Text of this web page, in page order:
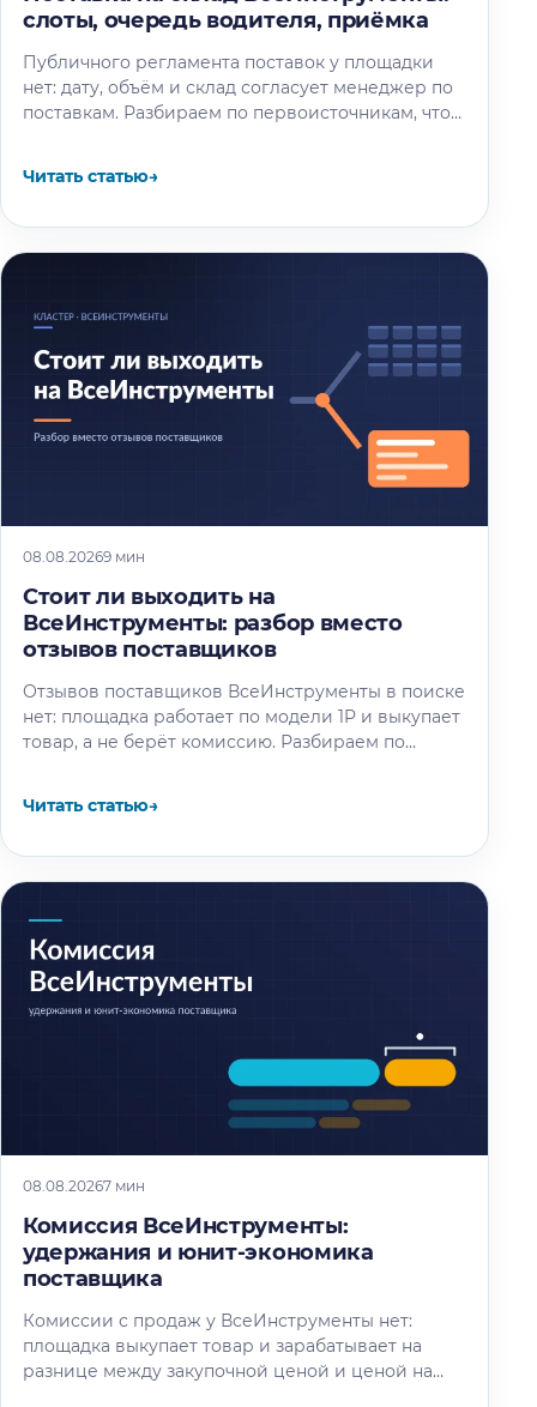
слоты, очередь водителя, приёмка
Публичного регламента поставок у площадки
нет: дату, объём и склад согласует менеджер по
поставкам. Разбираем по первоисточникам, что
Читать статью→
08.08.20269 мин
Стоит ли выходить на
ВсеИнструменты: разбор вместо
отзывов поставщиков
Отзывов поставщиков ВсеИнструменты в поиске
нет: площадка работает по модели 1P и выкупает
товар, а не берёт комиссию. Разбираем по
Читать статью→
08.08.20267 мин
Комиссия ВсеИнструменты:
удержания и юнит-экономика
поставщика
Комиссии с продаж у ВсеИнструменты нет:
площадка выкупает товар и зарабатывает на
разнице между закупочной ценой и ценой на